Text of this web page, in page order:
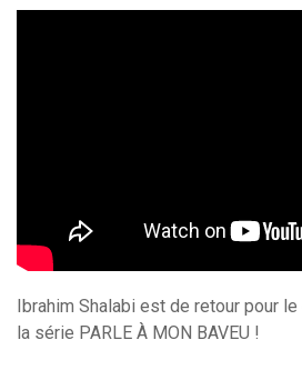
Ibrahim Shalabi est de retour pour
la série PARLE À MON BAVEU !